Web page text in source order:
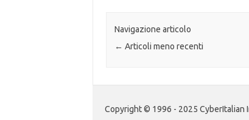
Navigazione articolo
← Articoli meno recenti
Copyright © 1996 - 2025 CyberItalian